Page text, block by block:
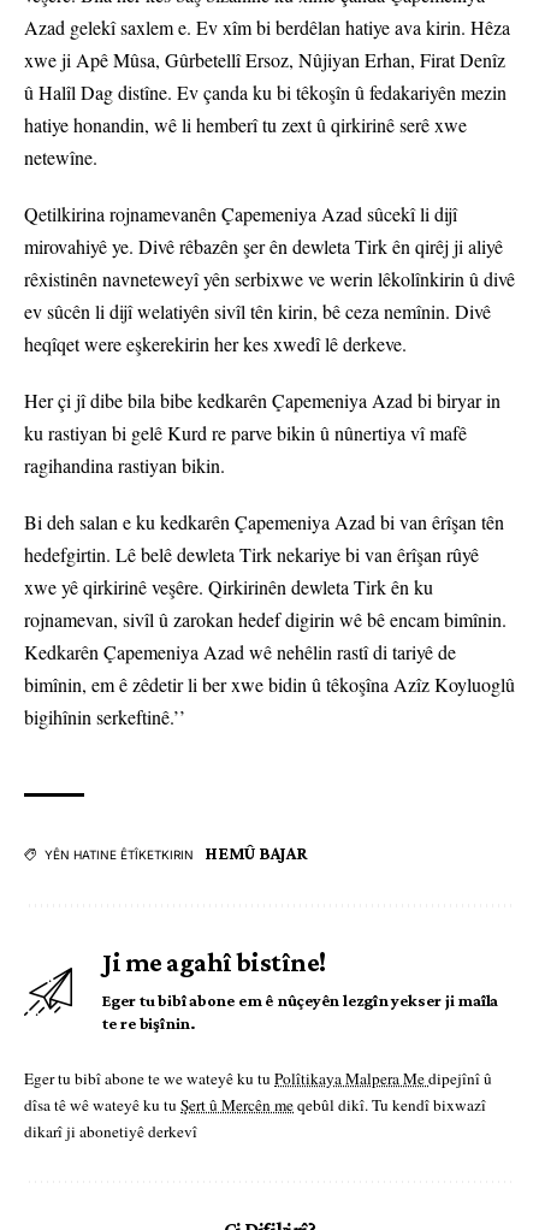
Azad gelekî saxlem e. Ev xîm bi berdêlan hatiye ava kirin. Hêza
xwe ji Apê Mûsa, Gûrbetellî Ersoz, Nûjiyan Erhan, Firat Denîz
û Halîl Dag distîne. Ev çanda ku bi têkoşîn û fedakariyên mezin
hatiye honandin, wê li hemberî tu zext û qirkirinê serê xwe
netewîne.
Qetilkirina rojnamevanên Çapemeniya Azad sûcekî li dijî
mirovahiyê ye. Divê rêbazên şer ên dewleta Tirk ên qirêj ji aliyê
rêxistinên navneteweyî yên serbixwe ve werin lêkolînkirin û divê
ev sûcên li dijî welatiyên sivîl tên kirin, bê ceza nemînin. Divê
heqîqet were eşkerekirin her kes xwedî lê derkeve.
Her çi jî dibe bila bibe kedkarên Çapemeniya Azad bi biryar in
ku rastiyan bi gelê Kurd re parve bikin û nûnertiya vî mafê
ragihandina rastiyan bikin.
Bi deh salan e ku kedkarên Çapemeniya Azad bi van êrîşan tên
hedefgirtin. Lê belê dewleta Tirk nekariye bi van êrîşan rûyê
xwe yê qirkirinê veşêre. Qirkirinên dewleta Tirk ên ku
rojnamevan, sivîl û zarokan hedef digirin wê bê encam bimînin.
Kedkarên Çapemeniya Azad wê nehêlin rastî di tariyê de
bimînin, em ê zêdetir li ber xwe bidin û têkoşîna Azîz Koyluoglû
bigihînin serkeftinê.’’
YÊN HATINE ÊTÎKETKIRIN HEMÛ BAJAR
Ji me agahî bistîne!
Eger tu bibî abone em ê nûçeyên lezgîn yekser ji maîla
te re bişînin.
Eger tu bibî abone te we wateyê ku tu Polîtikaya Malpera Medipejînî û
dîsa tê wê wateyê ku tu Şert û Mercên meqebûl dikî. Tu kendî bixwazî
dikarî ji abonetiyê derkevî